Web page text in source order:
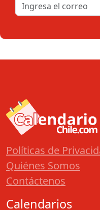
Políticas de
Quiénes Somos
Contáctenos
Calendarios